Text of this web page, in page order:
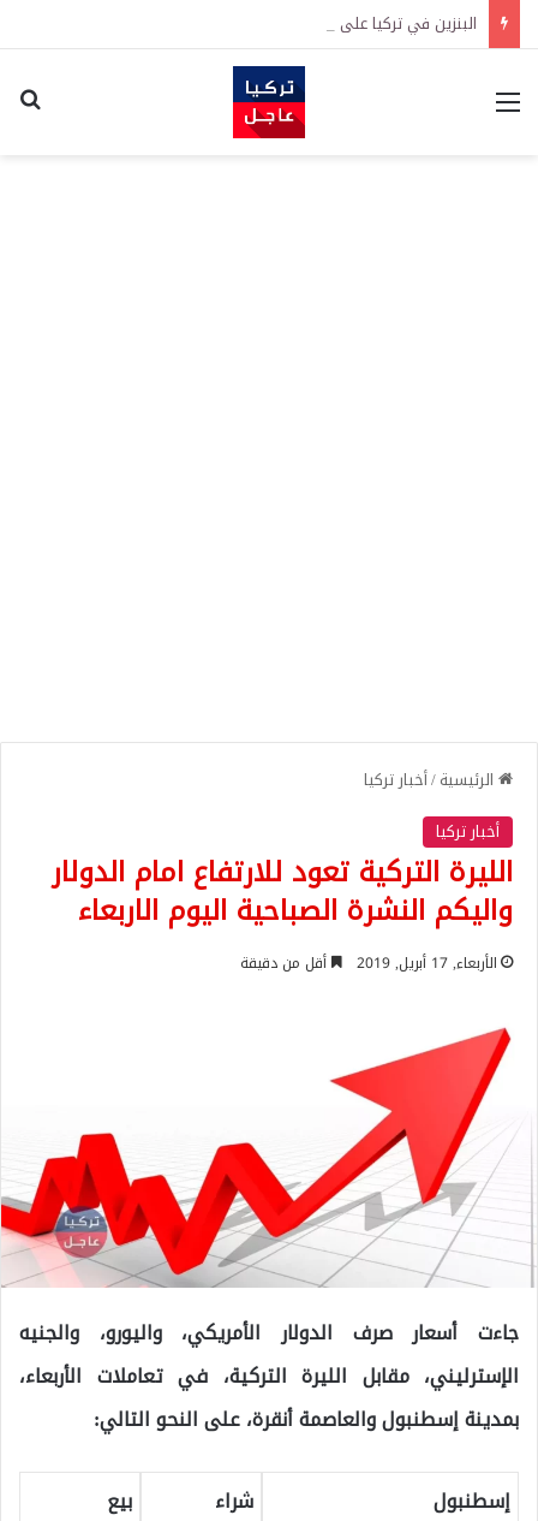
البنزين في تركيا على موعد مع زيادة جديدة.. كم سترتفع الأسعار؟
القائمة
الرئيسية/أخبار تركيا
أخبار تركيا
الليرة التركية تعود للارتفاع امام الدولار
واليكم النشرة الصباحية اليوم الاربعاء
الأربعاء, 17 أبريل, 2019 أقل من دقيقة
جاءت أسعار صرف الدولار الأمريكي، واليورو، والجنيه
الإسترليني، مقابل الليرة التركية، في تعاملات الأربعاء،
بمدينة إسطنبول والعاصمة أنقرة، على النحو التالي:
إسطنبول شراء
بيع